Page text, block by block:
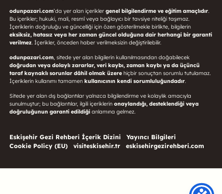
odunpazari.com’da yer alan içerikler genel bilgilendirme ve eğitim amaçlıdır.
Bu içerikler; hukuki, mali, resmî veya bağlayıcı bir tavsiye niteliği taşımaz.
İçeriklerin doğruluğu ve güncelliği için özen gösterilmekle birlikte, bilgilerin
eksiksiz, hatasız veya her zaman güncel olduğuna dair herhangi bir garanti
verilmez. İçerikler, önceden haber verilmeksizin değiştirilebilir.
odunpazari.com, sitede yer alan bilgilerin kullanılmasından doğabilecek
doğrudan veya dolaylı zararlar, veri kaybı, zaman kaybı ya da üçüncü
taraf kaynaklı sorunlar dâhil olmak üzerehiçbir sonuçtan sorumlu tutulamaz.
İçeriklerin kullanımı tamamen kullanıcının kendi sorumluluğundadır.
Sitede yer alan dış bağlantılar yalnızca bilgilendirme ve kolaylık amacıyla
sunulmuştur; bu bağlantılar, ilgili içeriklerin onaylandığı, desteklendiği veya
doğruluğunun garanti edildiğianlamına gelmez.
Eskişehir Gezi Rehberi İçerik Dizini
Yayıncı Bilgileri
Cookie Policy (EU)
visiteskisehir.tr eskisehirgezirehberi.com